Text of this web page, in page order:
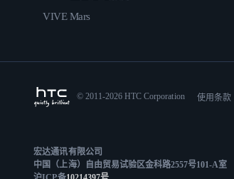
VIVE Mars
© 2011-2026 HTC Corporation 使用条款
宏达通讯有限公司
中国（上海）自由贸易试验区金科路2557号101-A室